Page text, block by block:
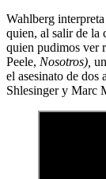
Wahlberg
quien, al salir de la
quien pudimos ver
Peele, Nosotros),
el asesinato de
Shlesinger y Marc